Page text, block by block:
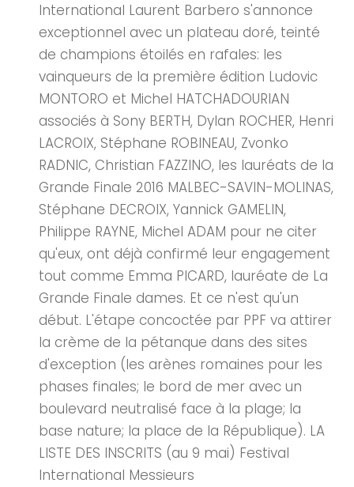
International Laurent Barbero s'annonce
exceptionnel avec un plateau doré, teinté
de champions étoilés en rafales: les
vainqueurs de la première édition Ludovic
MONTORO et Michel HATCHADOURIAN
associés à Sony BERTH, Dylan ROCHER, Henri
LACROIX, Stéphane ROBINEAU, Zvonko
RADNIC, Christian FAZZINO, les lauréats de la
Grande Finale 2016 MALBEC-SAVIN-MOLINAS,
Stéphane DECROIX, Yannick GAMELIN,
Philippe RAYNE, Michel ADAM pour ne citer
qu'eux, ont déjà confirmé leur engagement
tout comme Emma PICARD, lauréate de La
Grande Finale dames. Et ce n'est qu'un
début. L'étape concoctée par PPF va attirer
la crème de la pétanque dans des sites
d'exception (les arènes romaines pour les
phases finales; le bord de mer avec un
boulevard neutralisé face à la plage; la
base nature; la place de la République). LA
LISTE DES INSCRITS (au 9 mai) Festival
International Messieurs